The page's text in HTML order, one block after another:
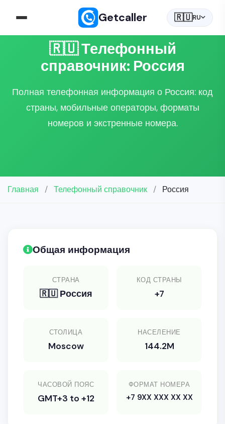
Getcaller 🇷🇺RU
🇷🇺 Телефонный
справочник: Россия
Полная телефонная информация о Россия: код
страны, мобильные операторы, форматы
номеров и экстренные номера.
Главная / Телефонный справочник / Россия
Общая информация
СТРАНА
🇷🇺 Россия
КОД СТРАНЫ
+7
СТОЛИЦА
Moscow
НАСЕЛЕНИЕ
144.2M
ЧАСОВОЙ ПОЯС
GMT+3 to +12
ФОРМАТ НОМЕРА
+7 9XX XXX XX XX